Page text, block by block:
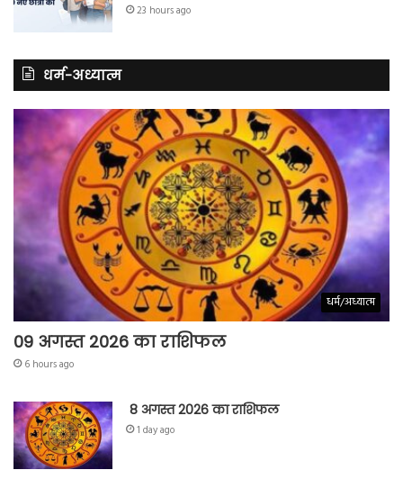
23 hours ago
धर्म-अध्यात्म
धर्म/अध्यात्म
09 अगस्त 2026 का राशिफल
6 hours ago
8 अगस्त 2026 का राशिफल
1 day ago